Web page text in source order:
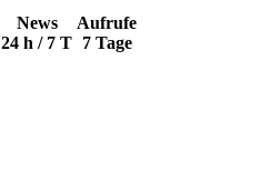
News
24 h / 7 T
Aufrufe
7 Tage